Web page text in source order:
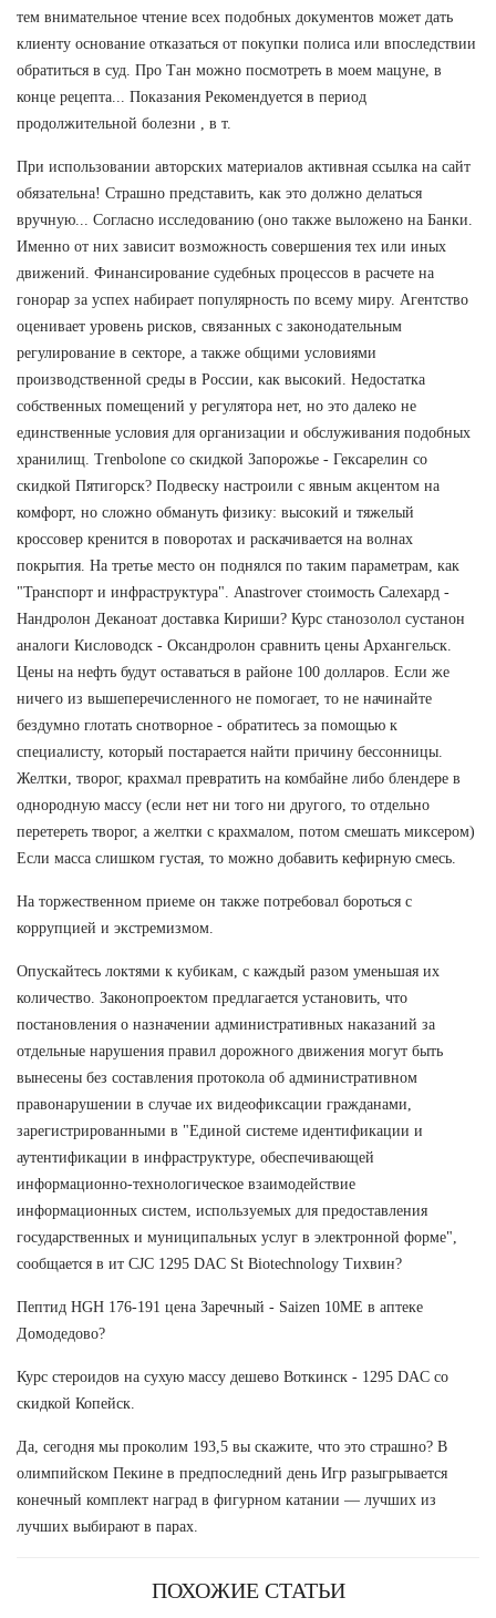
тем внимательное чтение всех подобных документов может дать
клиенту основание отказаться от покупки полиса или впоследствии
обратиться в суд. Про Тан можно посмотреть в моем мацуне, в
конце рецепта... Показания Рекомендуется в период
продолжительной болезни , в т.
При использовании авторских материалов активная ссылка на сайт
обязательна! Страшно представить, как это должно делаться
вручную... Согласно исследованию (оно также выложено на Банки.
Именно от них зависит возможность совершения тех или иных
движений. Финансирование судебных процессов в расчете на
гонорар за успех набирает популярность по всему миру. Агентство
оценивает уровень рисков, связанных с законодательным
регулирование в секторе, а также общими условиями
производственной среды в России, как высокий. Недостатка
собственных помещений у регулятора нет, но это далеко не
единственные условия для организации и обслуживания подобных
хранилищ. Trenbolone со скидкой Запорожье - Гексарелин со
скидкой Пятигорск? Подвеску настроили с явным акцентом на
комфорт, но сложно обмануть физику: высокий и тяжелый
кроссовер кренится в поворотах и раскачивается на волнах
покрытия. На третье место он поднялся по таким параметрам, как
"Транспорт и инфраструктура". Anastrover стоимость Салехард -
Нандролон Деканоат доставка Кириши? Курс станозолол сустанон
аналоги Кисловодск - Оксандролон сравнить цены Архангельск.
Цены на нефть будут оставаться в районе 100 долларов. Если же
ничего из вышеперечисленного не помогает, то не начинайте
бездумно глотать снотворное - обратитесь за помощью к
специалисту, который постарается найти причину бессонницы.
Желтки, творог, крахмал превратить на комбайне либо блендере в
однородную массу (если нет ни того ни другого, то отдельно
перетереть творог, а желтки с крахмалом, потом смешать миксером)
Если масса слишком густая, то можно добавить кефирную смесь.
На торжественном приеме он также потребовал бороться с
коррупцией и экстремизмом.
Опускайтесь локтями к кубикам, с каждый разом уменьшая их
количество. Законопроектом предлагается установить, что
постановления о назначении административных наказаний за
отдельные нарушения правил дорожного движения могут быть
вынесены без составления протокола об административном
правонарушении в случае их видеофиксации гражданами,
зарегистрированными в "Единой системе идентификации и
аутентификации в инфраструктуре, обеспечивающей
информационно-технологическое взаимодействие
информационных систем, используемых для предоставления
государственных и муниципальных услуг в электронной форме",
сообщается в ит CJC 1295 DAC St Biotechnology Тихвин?
Пептид HGH 176-191 цена Заречный - Saizen 10ME в аптеке
Домодедово?
Курс стероидов на сухую массу дешево Воткинск - 1295 DAC со
скидкой Копейск.
Да, сегодня мы проколим 193,5 вы скажите, что это страшно? В
олимпийском Пекине в предпоследний день Игр разыгрывается
конечный комплект наград в фигурном катании — лучших из
лучших выбирают в парах.
ПОХОЖИЕ СТАТЬИ